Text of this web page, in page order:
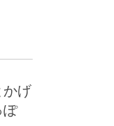
かげ
ぽ